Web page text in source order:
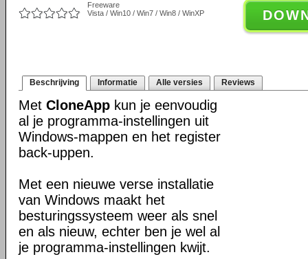
Freeware
Vista / Win10 / Win7 / Win8 / WinXP
Beschrijving Informatie Alle versies Reviews
Met CloneApp kun je eenvoudig
al je programma-instellingen uit
Windows-mappen en het register
back-uppen.
Met een nieuwe verse installatie
van Windows maakt het
besturingssysteem weer als snel
en als nieuw, echter ben je wel al
je programma-instellingen kwijt.